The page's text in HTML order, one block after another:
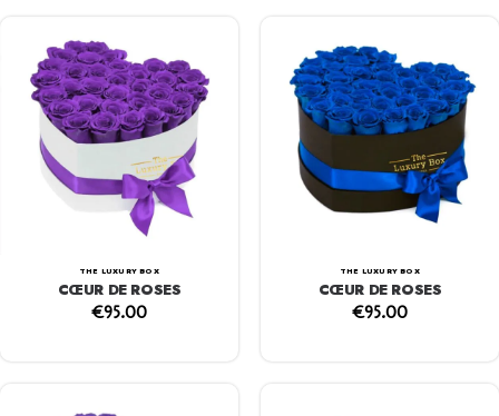
THE LUXURY BOX
CŒUR DE ROSES
€95.00
THE LUXURY BOX
CŒUR DE ROSES
€95.00